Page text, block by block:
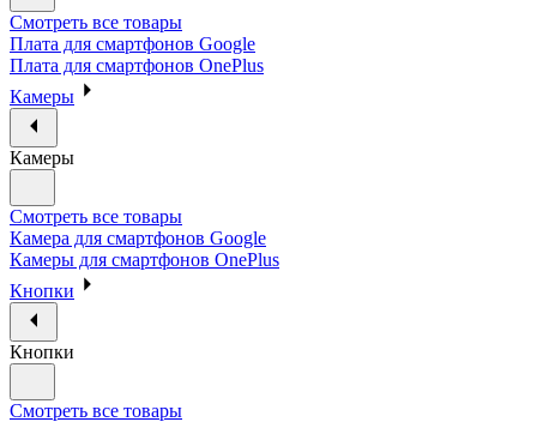
Смотреть все товары
Плата для смартфонов Google
Плата для смартфонов OnePlus
Камеры
Камеры
Смотреть все товары
Камера для смартфонов Google
Камеры для смартфонов OnePlus
Кнопки
Кнопки
Смотреть все товары